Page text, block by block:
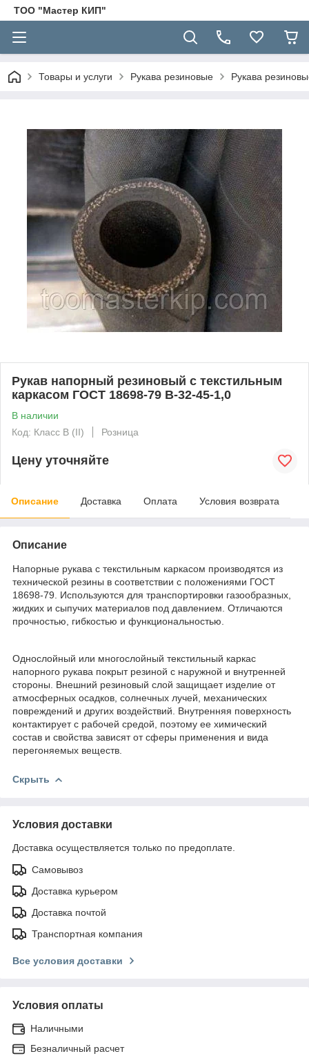
ТОО "Мастер КИП"
Товары и услуги Рукава резиновые Рукава
Рукав напорный резиновый с текстильным
каркасом ГОСТ 18698-79 В-32-45-1,0
В наличии
Код: Класс В (II)
Розница
Цену уточняйте
Описание Доставка Оплата Условия возврата
Описание
Напорные рукава с текстильным каркасом производятся из
технической резины в соответствии с положениями ГОСТ
18698-79. Используются для транспортировки газообразных,
жидких и сыпучих материалов под давлением. Отличаются
прочностью, гибкостью и функциональностью.
Однослойный или многослойный текстильный каркас
напорного рукава покрыт резиной с наружной и внутренней
стороны. Внешний резиновый слой защищает изделие от
атмосферных осадков, солнечных лучей, механических
повреждений и других воздействий. Внутренняя поверхность
контактирует с рабочей средой, поэтому ее химический
состав и свойства зависят от сферы применения и вида
перегоняемых веществ.
Скрыть
Условия доставки
Доставка осуществляется только по предоплате.
Самовывоз
Доставка курьером
Доставка почтой
Транспортная компания
Все условия доставки
Условия оплаты
Наличными
Безналичный расчет